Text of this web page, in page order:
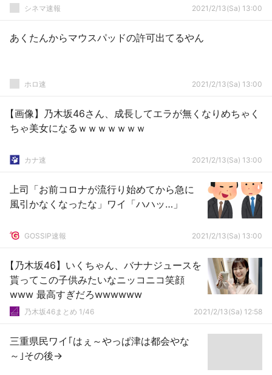
シネマ速報 2021/2/13(Sa) 13:00
あくたんからマウスパッドの許可出てるやん
ホロ速 2021/2/13(Sa) 13:00
【画像】乃木坂46さん、成長してエラが無くなりめちゃく
ちゃ美女になるｗｗｗｗｗｗｗ
カナ速 2021/2/13(Sa) 13:00
上司「お前コロナが流行り始めてから急に
風引かなくなったな」ワイ「ハハッ…」
GOSSIP速報 2021/2/13(Sa) 13:00
【乃木坂46】いくちゃん、バナナジュースを
貰ってこの子供みたいなニッコニコ笑顔
www 最高すぎだろwwwwww
乃木坂46まとめ 1/46 2021/2/13(Sa) 12:58
三重県民ワイ｢はぇ～やっぱ津は都会やな
～｣その後→